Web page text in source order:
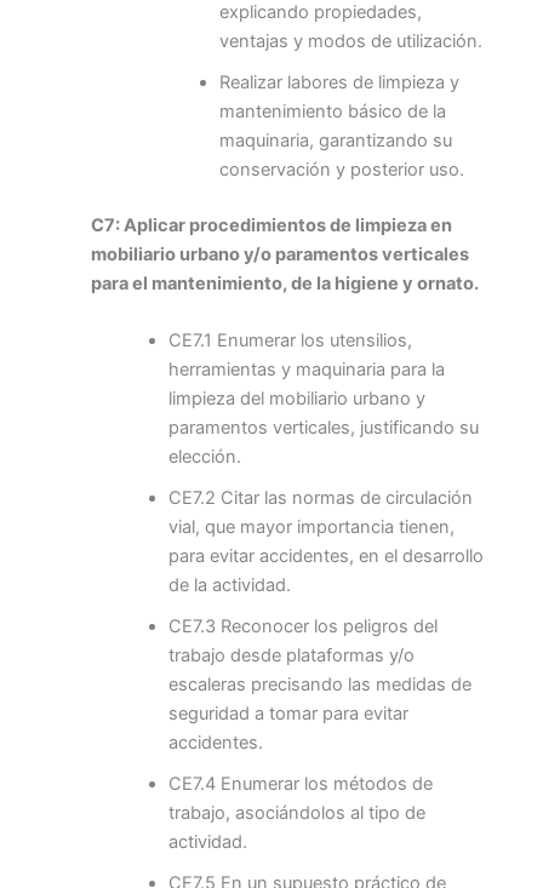
explicando propiedades,
ventajas y modos de utilización.
Realizar labores de limpieza y
mantenimiento básico de la
maquinaria, garantizando su
conservación y posterior uso.
C7: Aplicar procedimientos de limpieza en
mobiliario urbano y/o paramentos verticales
para el mantenimiento, de la higiene y ornato.
CE7.1 Enumerar los utensilios,
herramientas y maquinaria para la
limpieza del mobiliario urbano y
paramentos verticales, justificando su
elección.
CE7.2 Citar las normas de circulación
vial, que mayor importancia tienen,
para evitar accidentes, en el desarrollo
de la actividad.
CE7.3 Reconocer los peligros del
trabajo desde plataformas y/o
escaleras precisando las medidas de
seguridad a tomar para evitar
accidentes.
CE7.4 Enumerar los métodos de
trabajo, asociándolos al tipo de
actividad.
CE7.5 En un supuesto práctico de